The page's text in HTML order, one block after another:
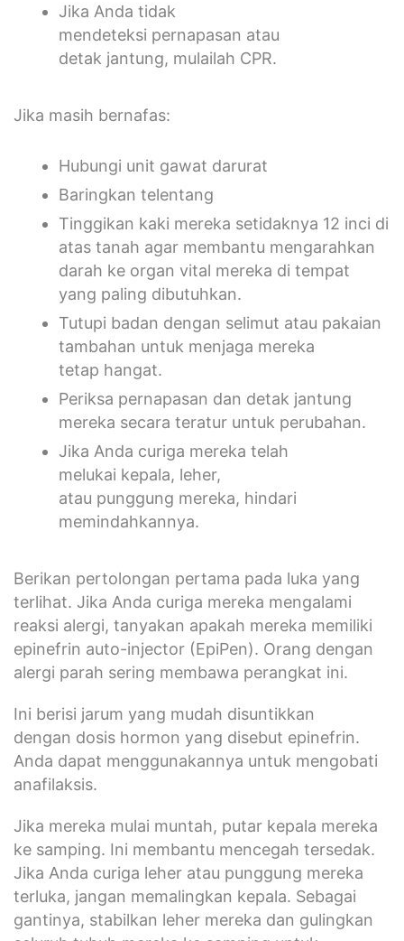
Jika Anda tidak
mendeteksi pernapasan atau
detak jantung, mulailah CPR.
Jika masih bernafas:
Hubungi unit gawat darurat
Baringkan telentang
Tinggikan kaki mereka setidaknya 12 inci di
atas tanah agar membantu mengarahkan
darah ke organ vital mereka di tempat
yang paling dibutuhkan.
Tutupi badan dengan selimut atau pakaian
tambahan untuk menjaga mereka
tetap hangat.
Periksa pernapasan dan detak jantung
mereka secara teratur untuk perubahan.
Jika Anda curiga mereka telah
melukai kepala, leher,
atau punggung mereka, hindari
memindahkannya.
Berikan pertolongan pertama pada luka yang
terlihat. Jika Anda curiga mereka mengalami
reaksi alergi, tanyakan apakah mereka memiliki
epinefrin auto-injector (EpiPen). Orang dengan
alergi parah sering membawa perangkat ini.
Ini berisi jarum yang mudah disuntikkan
dengan dosis hormon yang disebut epinefrin.
Anda dapat menggunakannya untuk mengobati
anafilaksis.
Jika mereka mulai muntah, putar kepala mereka
ke samping. Ini membantu mencegah tersedak.
Jika Anda curiga leher atau punggung mereka
terluka, jangan memalingkan kepala. Sebagai
gantinya, stabilkan leher mereka dan gulingkan